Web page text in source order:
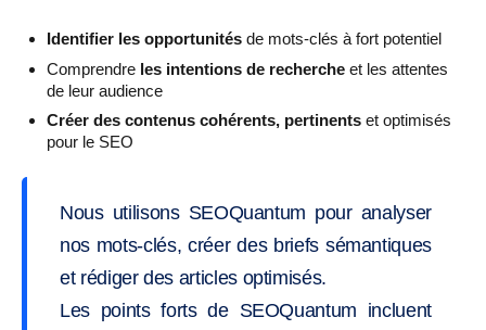
Identifier les opportunitésde mots-clés à fort potentiel
Comprendre les intentions de rechercheet les attentes
de leur audience
Créer des contenus cohérents, pertinentset optimisés
pour le SEO
Nous utilisons SEOQuantum pour analyser
nos mots-clés, créer des briefs sémantiques
et rédiger des articles optimisés.
Les points forts de SEOQuantum incluent